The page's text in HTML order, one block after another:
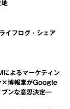
地
イフログ・シェア
よるマーケティン
×博報堂がGoogle
ブンな意思決定―